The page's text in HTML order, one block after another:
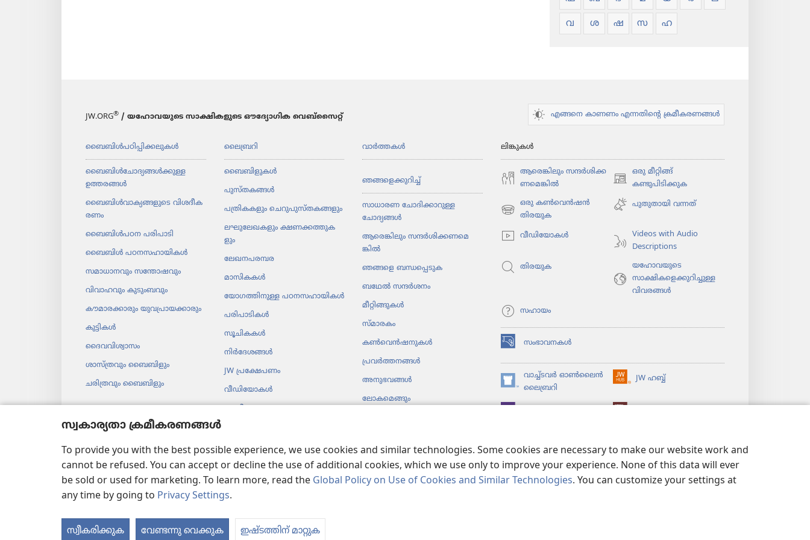
സ്വകാര്യതാ ക്രമീകരണങ്ങൾ
To provide you with the best possible experience, we use cookies and similar technologies. Some cookies are necessary to make our website work and
cannot be refused. You can accept or decline the use of additional cookies, which we use only to improve your experience. None of this data will ever
be sold or used for marketing. To learn more, read the Global Policy on Use of Cookies and Similar Technologies. You can customize your settings at
any time by going to Privacy Settings.
സ്വീകരിക്കുക വേണ്ടന്നു വെക്കുക ഇഷ്ടത്തിന് മാറ്റുക
വ ശ ഷ സ ഹ
JW.ORG® / യഹോവയുടെ സാക്ഷികളുടെ ഔദ്യോഗിക വെബ്സൈറ്റ് എങ്ങനെ കാണണം എന്നതിന്റെ ക്രമീകരണങ്ങൾ
ബൈബിൾപ​ഠി​പ്പി​ക്ക​ലു​കൾ
ബൈബിൾചോ​ദ്യ​ങ്ങൾക്കുള്ള
ഉത്തരങ്ങൾ
ബൈബിൾവാ​ക്യ​ങ്ങ​ളു​ടെ വിശദീ​ക​
രണം
ബൈബിൾപഠന പരിപാ​ടി
ബൈബിൾ പഠനസ​ഹാ​യി​കൾ
സമാധാ​ന​വും സന്തോ​ഷ​വും
വിവാഹവും കുടുംബവും
കൗമാ​ര​ക്കാ​രും യുവ​പ്രാ​യ​ക്കാ​രും
കുട്ടികൾ
ദൈവ​വി​ശ്വാ​സം
ശാസ്‌ത്ര​വും ബൈബി​ളും
ചരി​ത്ര​വും ബൈബി​ളും
ലൈബ്രറി
ബൈബിളുകൾ
പുസ്‌ത​കങ്ങൾ
പത്രി​ക​ക​ളും ചെറു​പു​സ്‌ത​ക​ങ്ങ​ളും
ലഘു​ലേ​ഖ​ക​ളും ക്ഷണക്കത്തു​ക​
ളും
ലേഖന​പ​രമ്പര
മാസി​കകൾ
യോഗ​ത്തി​നു​ള്ള പഠനസ​ഹാ​യികൾ
പരിപാ​ടി​കൾ
സൂചി​കകൾ
നിർദേ​ശങ്ങൾ
JW പ്രക്ഷേപണം
വീഡി​യോ​കൾ
ബൈബിൾ നാടക​വാ​യന
വാർത്തകൾ
ഞങ്ങളെ​ക്കു​റിച്ച്‌
സാധാരണ ചോദിക്കാറുള്ള
ചോദ്യങ്ങൾ
ആരെങ്കി​ലും സന്ദർശി​ക്ക​ണ​മെ​
ങ്കിൽ
ഞങ്ങളെ ബന്ധപ്പെടുക
ബഥേൽ സന്ദർശനം
മീറ്റി​ങ്ങു​കൾ
സ്‌മാ​ര​കം
കൺ​വെൻ​ഷ​നു​കൾ
പ്രവർത്തനങ്ങൾ
അനുഭ​വങ്ങൾ
ലോക​മെ​ങ്ങും
ലിങ്കുകൾ
ആരെങ്കി​ലും സന്ദർശി​ക്ക​
ണ​മെ​ങ്കിൽ
ഒരു മീറ്റിങ്ങ്
കണ്ടുപിടിക്കുക
(പുതിയ
പേജ്
തുറക്കുക)
ഒരു കൺവെൻഷൻ
തിരയുക
(പുതിയ
തുറക്കുക)
പുതുതായി വന്നത്‌
വീഡി​യോ​കൾ
Videos with Audio
Descriptions
തിരയുക
യഹോവയുടെ
സാക്ഷികളെക്കുറിച്ചുള്ള
വിവരങ്ങൾ
സഹായം
സംഭാവനകൾ
(പുതിയ
പേജ്
തുറക്കുക)വാച്ച്ടവര്‍ ഓണ്‍ലൈന്‍
ലൈബ്രറി
(പുതിയ
പേജ്
JW ഹബ്ബ്
(പുതിയ
Copyright © 2026 Watch Tower Bible and Tract Society of Pennsylvania.